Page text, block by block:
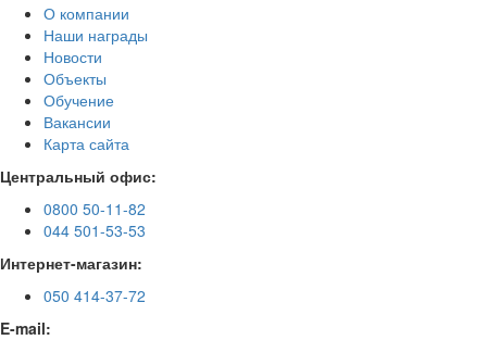
О компании
Наши награды
Новости
Объекты
Обучение
Вакансии
Карта сайта
Центральный офис:
0800 50-11-82
044 501-53-53
Интернет-магазин:
050 414-37-72
E-mail: